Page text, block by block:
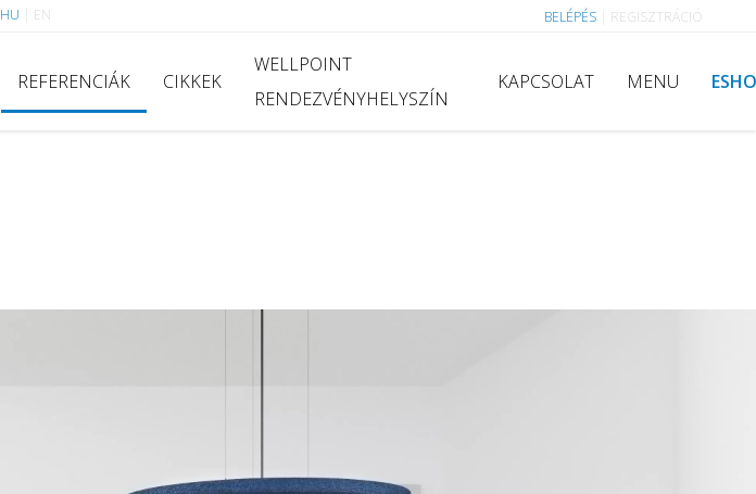
HU EN BELÉPÉS REGISZTRÁCIÓ
REFERENCIÁK CIKKEK
WELLPOINT
RENDEZVÉNYHELYSZÍN
KAPCSOLAT MENU